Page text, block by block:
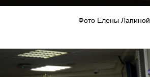
Фото Елены Лапиной